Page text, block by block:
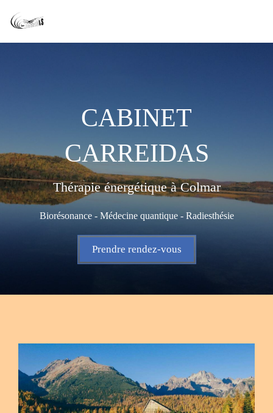
CABINET
CARREIDAS
Thérapie énergétique à Colmar
Biorésonance - Médecine quantique - Radiesthésie
Prendre rendez-vous